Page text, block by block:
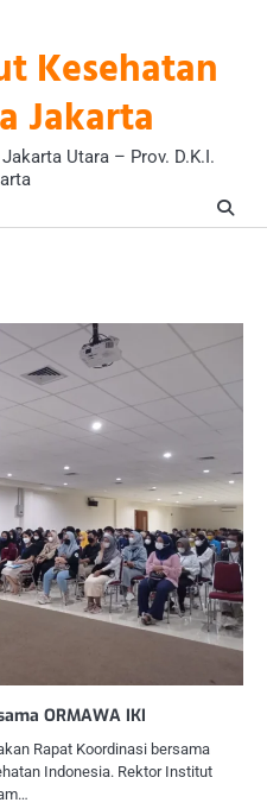
Kesehatan
Jakarta
Utara – Prov. D.K.I.
ORMAWA IKI
Rapat Koordinasi bersama
Indonesia. Rektor Institut